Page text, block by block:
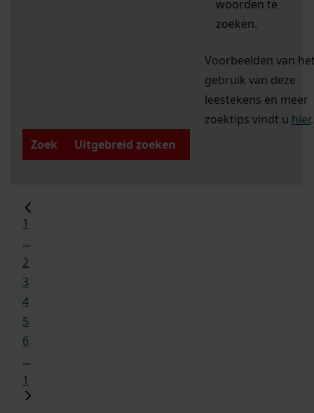
woorden te
zoeken.
Voorbeelden van
gebruik van deze
leestekens en meer
zoektips vindt u hier.
Zoek
Uitgebreid zoeken
1
...
2
3
4
5
6
...
1